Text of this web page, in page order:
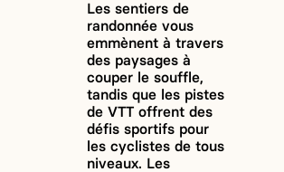
Les sentiers de
randonnée vous
emmènent à travers
des paysages à
couper le souffle,
tandis que les pistes
de VTT offrent des
défis sportifs pour
les cyclistes de tous
niveaux. Les